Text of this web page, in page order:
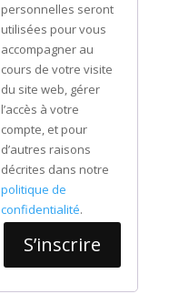
personnelles seront
utilisées pour vous
accompagner au
cours de votre visite
du site web, gérer
l’accès à votre
compte, et pour
d’autres raisons
décrites dans notre
politique de
confidentialité.
S’inscrire